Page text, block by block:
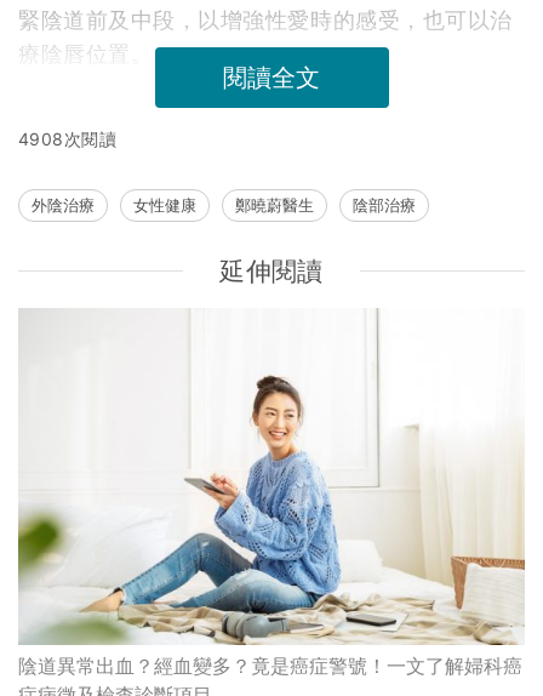
緊陰道前及中段，以增強性愛時的感受，也可以治
療陰唇位置。
閱讀全文
4908次閱讀
外陰治療 女性健康 鄭曉蔚醫生 陰部治療
延伸閱讀
陰道異常出血？經血變多？竟是癌症警號！一文了解婦科癌